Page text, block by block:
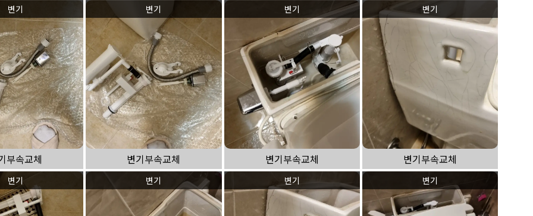
변기
부속교체
변기
변기부속교체
변기
변기부속교체
변기
변기부속교체
변기 변기 변기 변기